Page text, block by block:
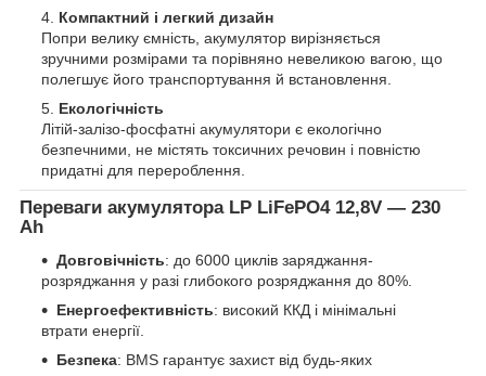
Компактний і легкий дизайн
Попри велику ємність, акумулятор вирізняється
зручними розмірами та порівняно невеликою вагою, що
полегшує його транспортування й встановлення.
Екологічність
Літій-залізо-фосфатні акумулятори є екологічно
безпечними, не містять токсичних речовин і повністю
придатні для перероблення.
Переваги акумулятора LP LiFePO4 12,8V — 230
Ah
Довговічність: до 6000 циклів заряджання-
розряджання у разі глибокого розряджання до 80%.
Енергоефективність: високий ККД і мінімальні
втрати енергії.
Безпека: BMS гарантує захист від будь-яких